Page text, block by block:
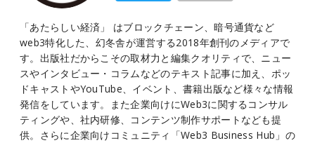
「あたらしい経済」 はブロックチェーン、暗号通貨など
web3特化した、幻冬舎が運営する2018年創刊のメディアで
す。出版社だからこその取材力と編集クオリティで、ニュー
スやインタビュー・コラムなどのテキスト記事に加え、ポッ
ドキャストやYouTube、イベント、書籍出版など様々な情報
発信をしています。また企業向けにWeb3に関するコンサル
ティングや、社内研修、コンテンツ制作サポートなども提
供。さらに企業向けコミュニティ「Web3 Business Hub」の